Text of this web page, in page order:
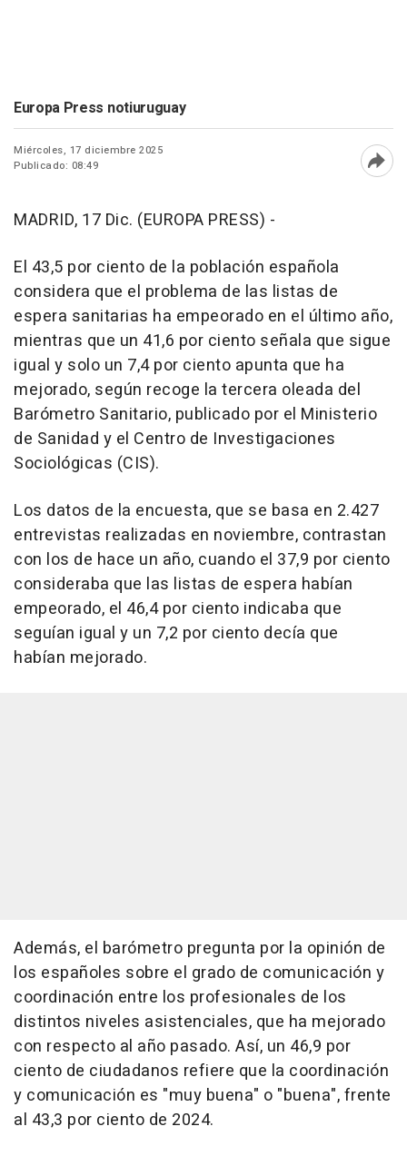
Europa Press notiuruguay
Miércoles, 17 diciembre 2025
Publicado: 08:49
MADRID, 17 Dic. (EUROPA PRESS) -
El 43,5 por ciento de la población española
considera que el problema de las listas de
espera sanitarias ha empeorado en el último año,
mientras que un 41,6 por ciento señala que sigue
igual y solo un 7,4 por ciento apunta que ha
mejorado, según recoge la tercera oleada del
Barómetro Sanitario, publicado por el Ministerio
de Sanidad y el Centro de Investigaciones
Sociológicas (CIS).
Los datos de la encuesta, que se basa en 2.427
entrevistas realizadas en noviembre, contrastan
con los de hace un año, cuando el 37,9 por ciento
consideraba que las listas de espera habían
empeorado, el 46,4 por ciento indicaba que
seguían igual y un 7,2 por ciento decía que
habían mejorado.
Además, el barómetro pregunta por la opinión de
los españoles sobre el grado de comunicación y
coordinación entre los profesionales de los
distintos niveles asistenciales, que ha mejorado
con respecto al año pasado. Así, un 46,9 por
ciento de ciudadanos refiere que la coordinación
y comunicación es "muy buena" o "buena", frente
al 43,3 por ciento de 2024.